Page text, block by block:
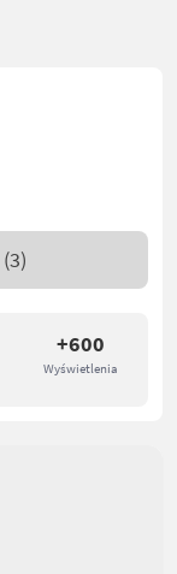
+600
Wyświetlenia
(3)